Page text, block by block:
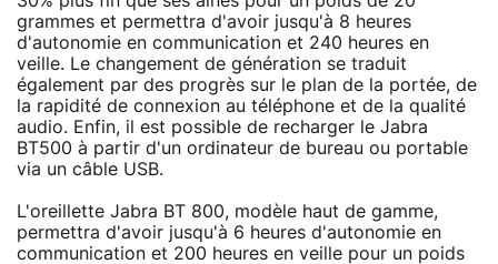
grammes et permettra d'avoir jusqu'à 8 heures
d'autonomie en communication et 240 heures en
veille. Le changement de génération se traduit
également par des progrès sur le plan de la portée, de
la rapidité de connexion au téléphone et de la qualité
audio. Enfin, il est possible de recharger le Jabra
BT500 à partir d'un ordinateur de bureau ou portable
via un câble USB.
L'oreillette Jabra BT 800, modèle haut de gamme,
permettra d'avoir jusqu'à 6 heures d'autonomie en
communication et 200 heures en veille pour un poids